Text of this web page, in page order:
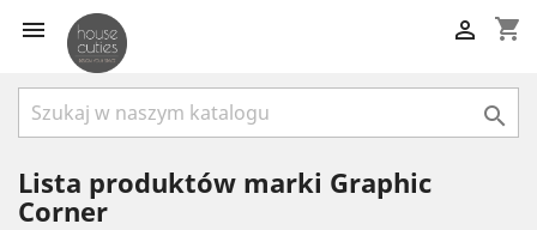
 shopping_cart


Lista produktów marki Graphic
Corner